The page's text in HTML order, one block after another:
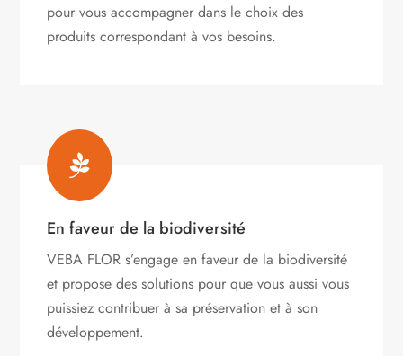
pour vous accompagner dans le choix des
produits correspondant à vos besoins.

En faveur de la biodiversité
VEBA FLOR s’engageen faveur de la biodiversité
et propose des solutions pour que vous aussi vous
puissiez contribuer à sa préservation et à son
développement.